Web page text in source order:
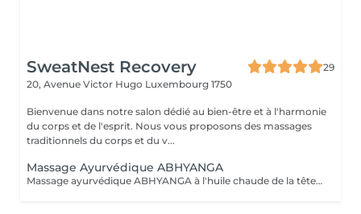
SweatNest Recovery
29
20, Avenue Victor Hugo Luxembourg 1750
Bienvenue dans notre salon dédié au bien-être et à l'harmonie
du corps et de l'esprit. Nous vous proposons des massages
traditionnels du corps et du v...
Massage Ayurvédique ABHYANGA
Massage ayurvédique ABHYANGA à l'huile chaude de la tête aux pieds C'est un massage enveloppant et relaxant aux huiles végétales chaudes et des huiles essentielles, soigneusement sélectionnées en fonction des bienfaits recherchés et pour équilibrer votre Dosha (Vata, Kapha ou Pitta). De manière générale, ce massage permet de détoxifier, revitaliser et de lutter contre le stress et le vieillissement. Lors de la séance la praticienne utilise différentes huiles précieuses auyurvediques Des huiles ayurvédique capillaires Huile Keranya Potion capillaire puissante à base de graines du Cumin Noir pour les forces des cheveux Huile Ambhring Revitaliseur aux herbes Amla et Bhringraj (pour les cheveux mous, sans vie, matures et grisonnants) Huile Nectar Rukshadi pour les cheveux secs et au cuir chevelu squameux Elixir capillaire Saromyas avec l'extrait de Lotus sacré pour les cheveux terne, sans éclat et rêches Les huiles ayurvédiques précieuses pour le visage Huile Bharanyu revitalisante au curcuma, de la racine apaisante de Manjistha, de fruit Amla et de la cannelle. Huile Saine Paraania purifiante et éclaircissante de l'arbre quinquina d'Inde avec les huiles essentielles de Gardénia, de Jasmin et de Néroli. Ces huiles sont reparties en grande quantité sur l'ensemble du corps. Du cuir chevelu aux orteils, chaque zone du corps est massée pour le libérer de toutes ses tensions. Selon l'esprit d'Abyhanga, les énergies négatives glissent sur le corps bien huilé et ne peuvent pas s'accrocher.